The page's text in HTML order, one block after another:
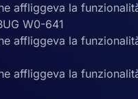
affliggeva la
W0-641
affliggeva la
affliggeva la